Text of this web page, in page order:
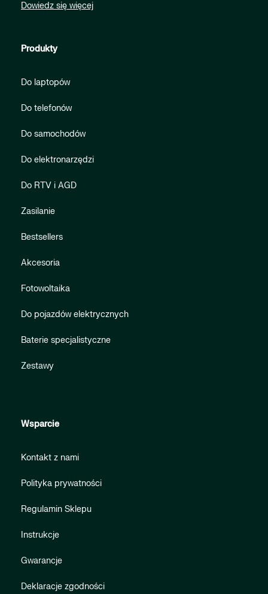
Dowiedz się więcej
Produkty
Do laptopów
Do telefonów
Do samochodów
Do elektronarzędzi
Do RTV i AGD
Zasilanie
Bestsellers
Akcesoria
Fotowoltaika
Do pojazdów elektrycznych
Baterie specjalistyczne
Zestawy
Wsparcie
Kontakt z nami
Polityka prywatności
Regulamin Sklepu
Instrukcje
Gwarancje
Deklaracje zgodności